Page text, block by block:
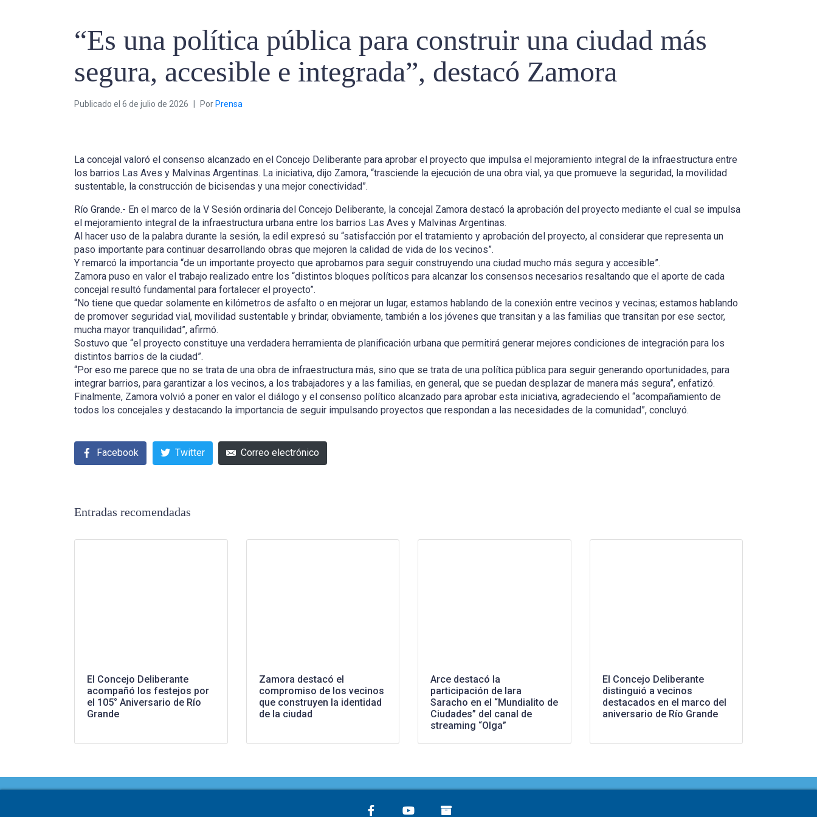
“Es una política pública para construir una ciudad más
segura, accesible e integrada”, destacó Zamora
Publicado el 6 de julio de 2026 Por Prensa
La concejal valoró el consenso alcanzado en el Concejo Deliberante para aprobar el proyecto que impulsa el mejoramiento integral de la infraestructura entre
los barrios Las Aves y Malvinas Argentinas. La iniciativa, dijo Zamora, “trasciende la ejecución de una obra vial, ya que promueve la seguridad, la movilidad
sustentable, la construcción de bicisendas y una mejor conectividad”.
Río Grande.- En el marco de la V Sesión ordinaria del Concejo Deliberante, la concejal Zamora destacó la aprobación del proyecto mediante el cual se impulsa
el mejoramiento integral de la infraestructura urbana entre los barrios Las Aves y Malvinas Argentinas.
Al hacer uso de la palabra durante la sesión, la edil expresó su “satisfacción por el tratamiento y aprobación del proyecto, al considerar que representa un
paso importante para continuar desarrollando obras que mejoren la calidad de vida de los vecinos”.
Y remarcó la importancia “de un importante proyecto que aprobamos para seguir construyendo una ciudad mucho más segura y accesible”.
Zamora puso en valor el trabajo realizado entre los “distintos bloques políticos para alcanzar los consensos necesarios resaltando que el aporte de cada
concejal resultó fundamental para fortalecer el proyecto”.
“No tiene que quedar solamente en kilómetros de asfalto o en mejorar un lugar, estamos hablando de la conexión entre vecinos y vecinas; estamos hablando
de promover seguridad vial, movilidad sustentable y brindar, obviamente, también a los jóvenes que transitan y a las familias que transitan por ese sector,
mucha mayor tranquilidad”, afirmó.
Sostuvo que “el proyecto constituye una verdadera herramienta de planificación urbana que permitirá generar mejores condiciones de integración para los
distintos barrios de la ciudad”.
“Por eso me parece que no se trata de una obra de infraestructura más, sino que se trata de una política pública para seguir generando oportunidades, para
integrar barrios, para garantizar a los vecinos, a los trabajadores y a las familias, en general, que se puedan desplazar de manera más segura”, enfatizó.
Finalmente, Zamora volvió a poner en valor el diálogo y el consenso político alcanzado para aprobar esta iniciativa, agradeciendo el “acompañamiento de
todos los concejales y destacando la importancia de seguir impulsando proyectos que respondan a las necesidades de la comunidad”, concluyó.
Facebook Twitter Correo electrónico
Entradas recomendadas
El Concejo Deliberante
acompañó los festejos por
el 105° Aniversario de Río
Grande
Zamora destacó el
compromiso de los vecinos
que construyen la identidad
de la ciudad
Arce destacó la
participación de Iara
Saracho en el “Mundialito de
Ciudades” del canal de
streaming “Olga”
El Concejo Deliberante
distinguió a vecinos
destacados en el marco del
aniversario de Río Grande